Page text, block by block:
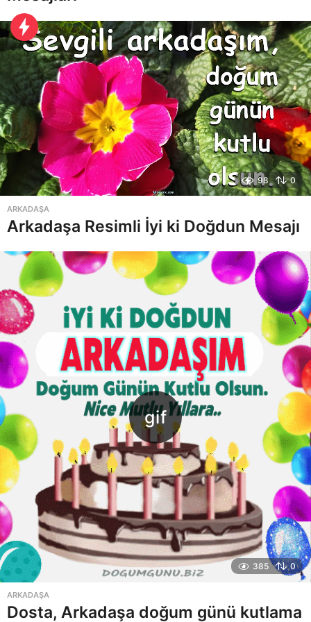
98 0
ARKADAŞA
Arkadaşa Resimli İyi ki Doğdun Mesajı
385 0
ARKADAŞA
Dosta, Arkadaşa doğum günü kutlama